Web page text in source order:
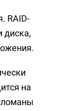
RAID-
диска,
на